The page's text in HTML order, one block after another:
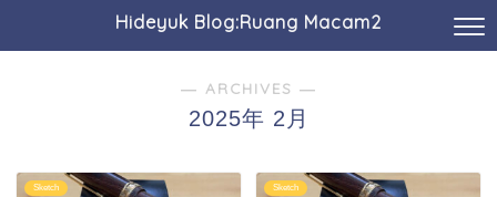
Hideyuk Blog:Ruang Macam2
― ARCHIVES ―
2025年 2月
Sketch Sketch